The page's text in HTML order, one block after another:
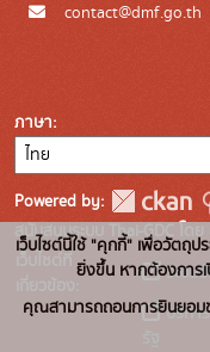
contact@dmf.go.th
ภาษา
Powered by:
สนับสนุนระบบ Thai-GDC โด
ระบบ
บริกา
เว็บไซต์นี้ใช้ "คุกกี้" เพื่อวัตถุ
ยิ่งขึ้น หากต้องการ
คุณสามารถถอนการยินยอม